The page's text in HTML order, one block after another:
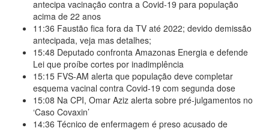
antecipa vacinação contra a Covid-19 para população
acima de 22 anos
11:36 Faustão fica fora da TV até 2022; devido demissão
antecipada, veja mas detalhes;
15:48 Deputado confronta Amazonas Energia e defende
Lei que proíbe cortes por inadimplência
15:15 FVS-AM alerta que população deve completar
esquema vacinal contra Covid-19 com segunda dose
15:08 Na CPI, Omar Aziz alerta sobre pré-julgamentos no
‘Caso Covaxin’
14:36 Técnico de enfermagem é preso acusado de